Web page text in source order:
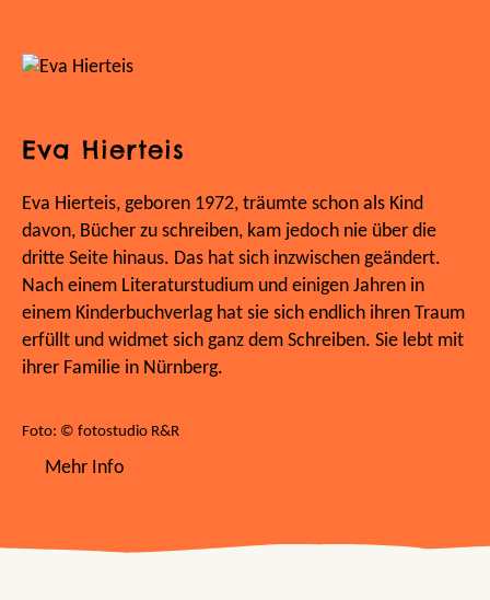
Eva Hierteis
Eva Hierteis, geboren 1972, träumte schon als Kind
davon, Bücher zu schreiben, kam jedoch nie über die
dritte Seite hinaus. Das hat sich inzwischen geändert.
Nach einem Literaturstudium und einigen Jahren in
einem Kinderbuchverlag hat sie sich endlich ihren Traum
erfüllt und widmet sich ganz dem Schreiben. Sie lebt mit
ihrer Familie in Nürnberg.
Foto: © fotostudio R&R
Mehr Info